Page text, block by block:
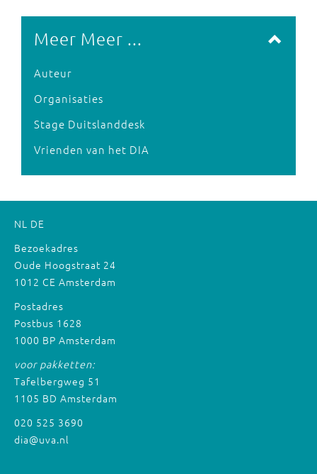
Meer Meer ...
Auteur
Organisaties
Stage Duitslanddesk
Vrienden van het DIA
NL DE
Bezoekadres
Oude Hoogstraat 24
1012 CE Amsterdam
Postadres
Postbus 1628
1000 BP Amsterdam
voor pakketten:
Tafelbergweg 51
1105 BD Amsterdam
020 525 3690
dia@uva.nl